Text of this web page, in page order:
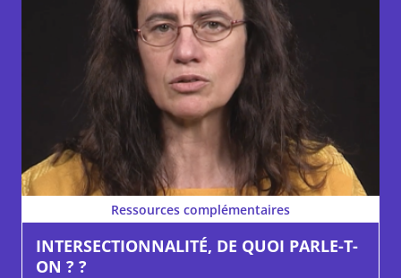
Ressources complémentaires
INTERSECTIONNALITÉ, DE QUOI PARLE-T-
ON ? ?